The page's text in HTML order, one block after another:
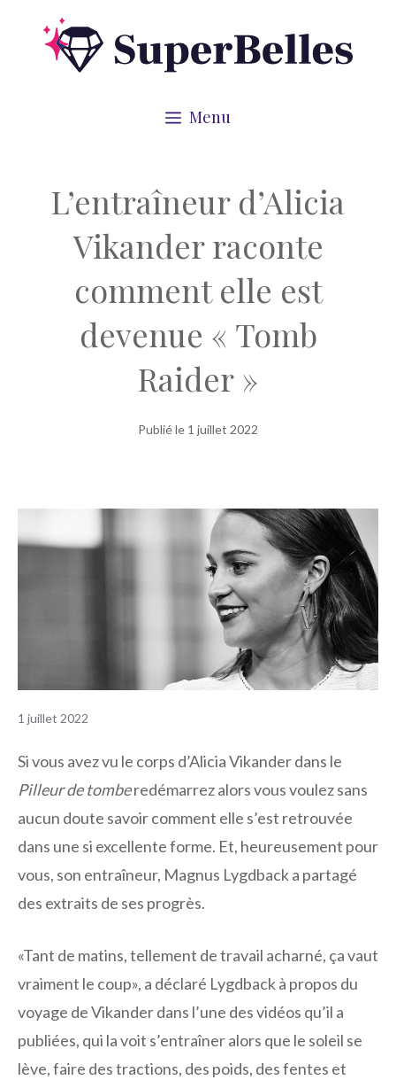
Menu
L’entraîneur d’Alicia
Vikander raconte
comment elle est
devenue « Tomb
Raider »
Publié le 1 juillet 2022
1 juillet 2022
Si vous avez vu le corps d’Alicia Vikander dans le
Pilleur de tomberedémarrez alors vous voulez sans
aucun doute savoir comment elle s’est retrouvée
dans une si excellente forme. Et, heureusement pour
vous, son entraîneur, Magnus Lygdback a partagé
des extraits de ses progrès.
«Tant de matins, tellement de travail acharné, ça vaut
vraiment le coup», a déclaré Lygdback à propos du
voyage de Vikander dans l’une des vidéos qu’il a
publiées, qui la voit s’entraîner alors que le soleil se
lève, faire des tractions, des poids, des fentes et